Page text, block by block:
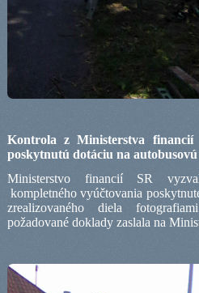
Kontrola z Ministerstva financií
poskytnutú dotáciu na
Ministerstvo financií SR
kompletného vyúčtovania
zrealizovaného diela
požadované doklady zaslala na